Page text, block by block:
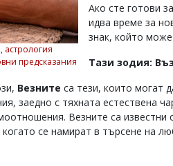
, астрология
предсказания
Ако сте готови
идва време за
знак, който
Тази зодия:
Везните са тези, които могат
заедно с тяхната естествена
Везните са
се намират в търсене на